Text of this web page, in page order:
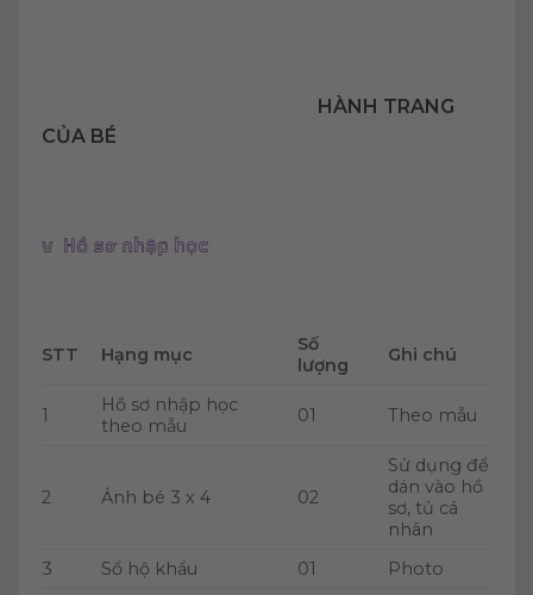
HÀNH TRANG
CỦA BÉ
v Hồ sơ nhập học
STT Hạng mục
Số
lượng
Ghi chú
1
Hồ sơ nhập học
theo mẫu
01 Theo mẫu
2 Ảnh bé 3 x 4 02
Sử dụng để
dán vào hồ
sơ, tủ cá
nhân
3
Sổ hộ khẩu 01 Photo